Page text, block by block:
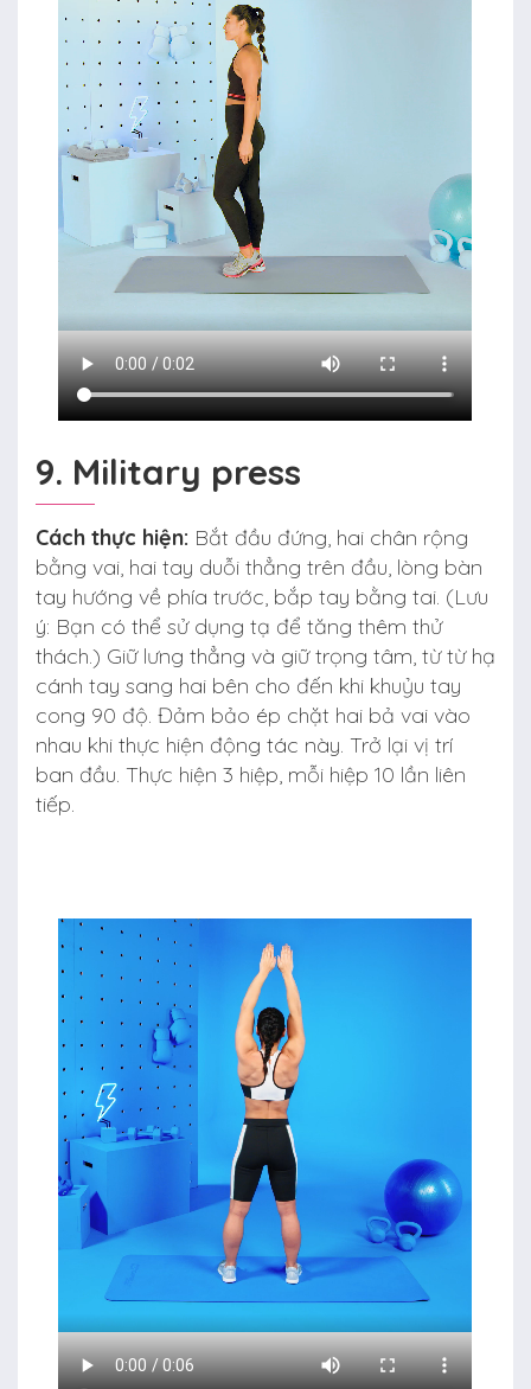
9. Military press
Cách thực hiện: Bắt đầu đứng, hai chân rộng
bằng vai, hai tay duỗi thẳng trên đầu, lòng bàn
tay hướng về phía trước, bắp tay bằng tai. (Lưu
ý: Bạn có thể sử dụng tạ để tăng thêm thử
thách.) Giữ lưng thẳng và giữ trọng tâm, từ từ hạ
cánh tay sang hai bên cho đến khi khuỷu tay
cong 90 độ. Đảm bảo ép chặt hai bả vai vào
nhau khi thực hiện động tác này. Trở lại vị trí
ban đầu. Thực hiện 3 hiệp, mỗi hiệp 10 lần liên
tiếp.